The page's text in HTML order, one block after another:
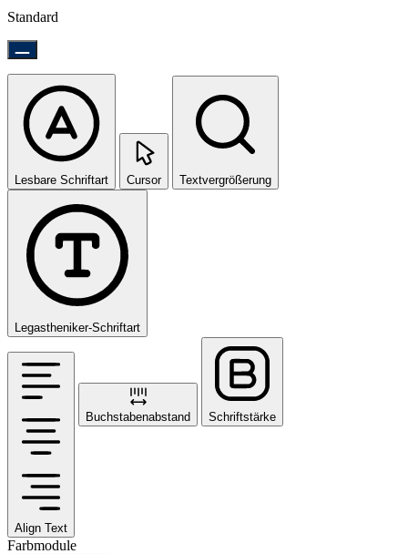
Standard
Lesbare Schriftart Cursor Textvergrößerung
Legastheniker-Schriftart
Align Text
Buchstabenabstand Schriftstärke
Farbmodule